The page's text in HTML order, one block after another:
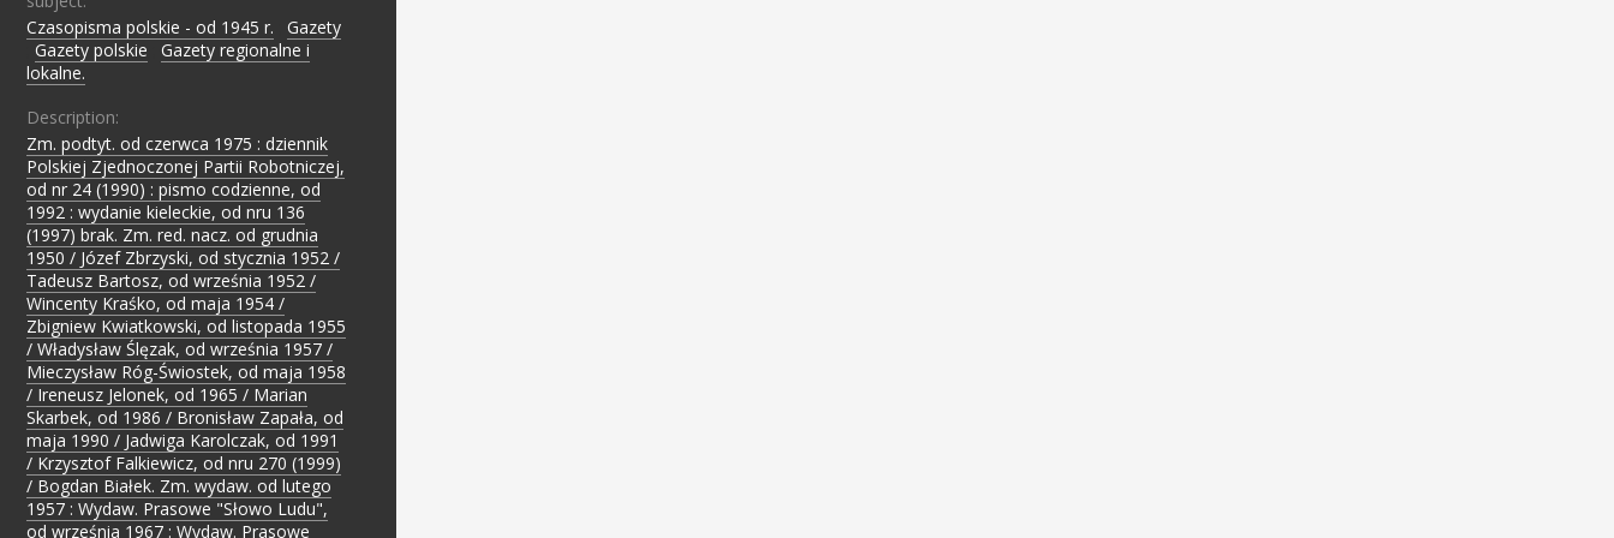
Czasopisma polskie - od 1945 r.
Gazety
Gazety polskie
Gazety regionalne i
lokalne.
Description:
Zm. podtyt. od czerwca 1975 : dziennik
Polskiej Zjednoczonej Partii Robotniczej,
od nr 24 (1990) : pismo codzienne, od
1992 : wydanie kieleckie, od nru 136
(1997) brak. Zm. red. nacz. od grudnia
1950 / Józef Zbrzyski, od stycznia 1952 /
Tadeusz Bartosz, od września 1952 /
Wincenty Kraśko, od maja 1954 /
Zbigniew Kwiatkowski, od listopada 1955
/ Władysław Ślęzak, od września 1957 /
Mieczysław Róg-Świostek, od maja 1958
/ Ireneusz Jelonek, od 1965 / Marian
Skarbek, od 1986 / Bronisław Zapała, od
maja 1990 / Jadwiga Karolczak, od 1991
/ Krzysztof Falkiewicz, od nru 270 (1999)
/ Bogdan Białek. Zm. wydaw. od lutego
1957 : Wydaw. Prasowe "Słowo Ludu",
od września 1967 : Wydaw. Prasowe